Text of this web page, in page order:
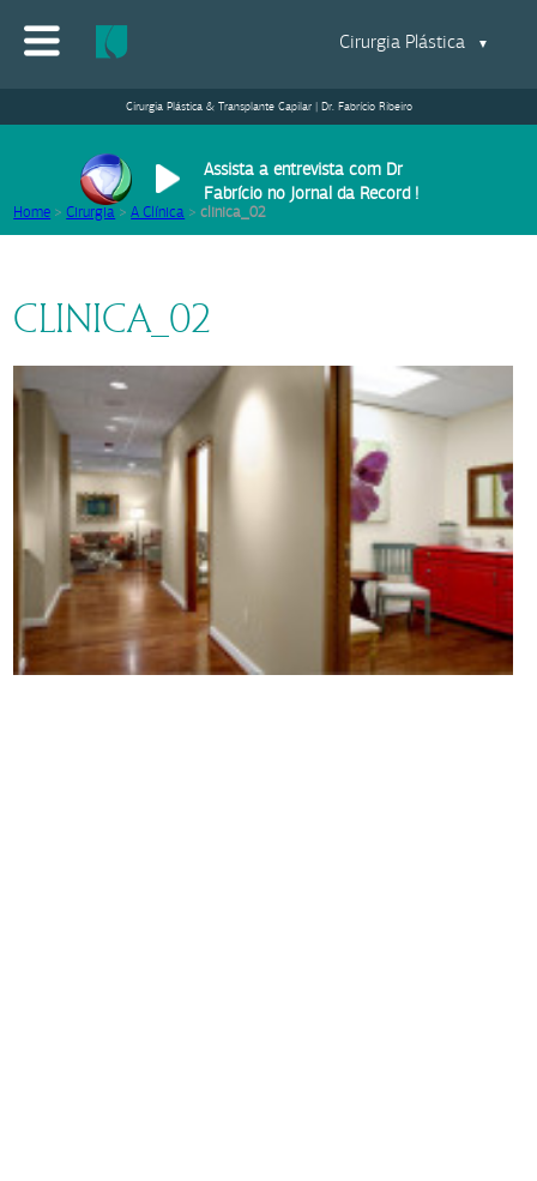
Cirurgia Plástica ▼
Cirurgia Plástica & Transplante Capilar | Dr. Fabrício Ribeiro
Assista a entrevista com Dr
Fabrício no Jornal da Record !
Home >Cirurgia >A Clínica >clinica_02
CLINICA_02